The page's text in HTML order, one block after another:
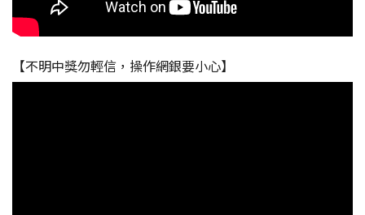
【不明中獎勿輕信，操作網銀要小心】